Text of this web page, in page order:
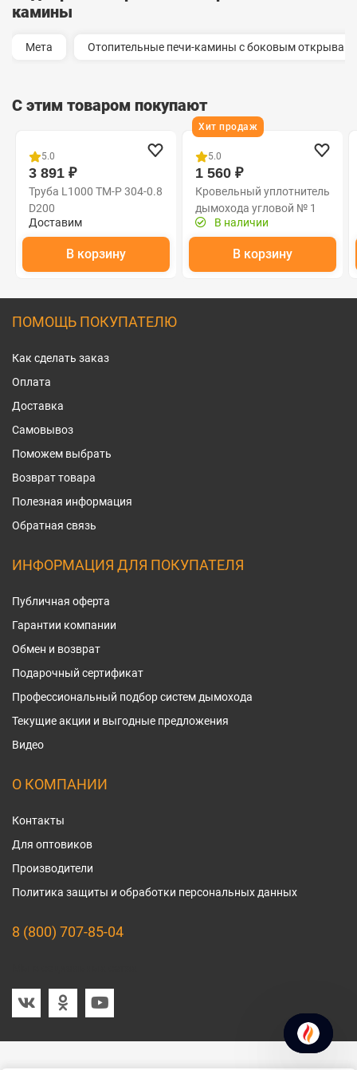
камины
Мета Отопительные печи-камины с боковым
С этим товаром покупают
5.0
3 891 ₽
Труба L1000 ТМ-Р 304-0.8
D200
Доставим
В корзину
Хит продаж
5.0
1 560 ₽
Кровельный уплотнитель
дымохода угловой № 1
силикон 75-200 mm
В наличии
В корзину
ПОМОЩЬ ПОКУПАТЕЛЮ
Как сделать заказ
Оплата
Доставка
Самовывоз
Поможем выбрать
Возврат товара
Полезная информация
Обратная связь
ИНФОРМАЦИЯ ДЛЯ ПОКУПАТЕЛЯ
Публичная оферта
Гарантии компании
Обмен и возврат
Подарочный сертификат
Профессиональный подбор систем дымохода
Текущие акции и выгодные предложения
Видео
О КОМПАНИИ
Контакты
Для оптовиков
Производители
Политика защиты и обработки персональных данных
8 (800) 707-85-04